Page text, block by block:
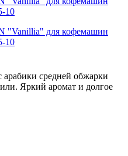
средней обжарки
Яркий аромат и долгое